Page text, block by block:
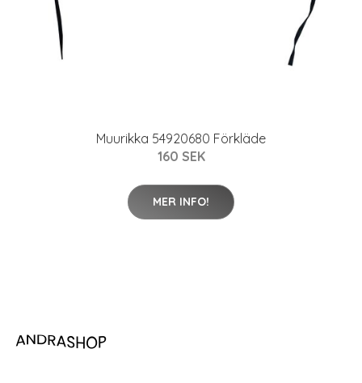
Muurikka 54920680 Förkläde
160 SEK
MER INFO!